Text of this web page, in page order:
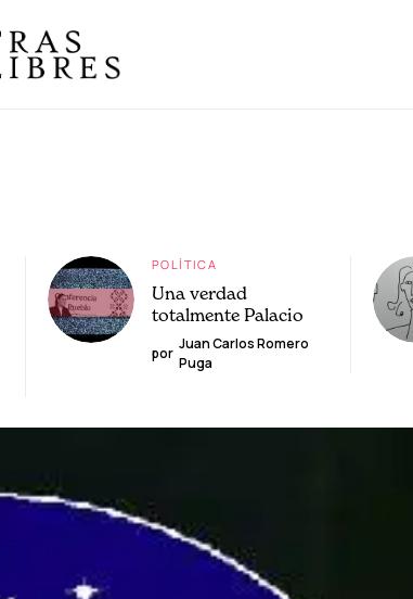
POLÍTICA
Una verdad
totalmente Palacio
por
Juan Carlos Romero
Puga